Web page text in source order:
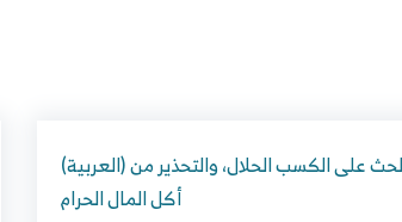
(العربية) الحث على الكسب الحلال، والتحذير من
أكل المال الحرام